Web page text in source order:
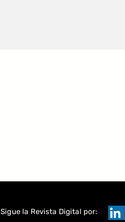
Sigue la Revista Digital por: